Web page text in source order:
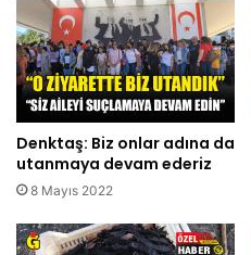
Denktaş: Biz onlar adına da
utanmaya devam ederiz
8 Mayıs 2022